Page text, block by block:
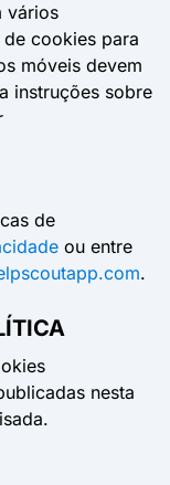
vários
cookies para
móveis devem
instruções sobre
de
ou entre
.
nesta